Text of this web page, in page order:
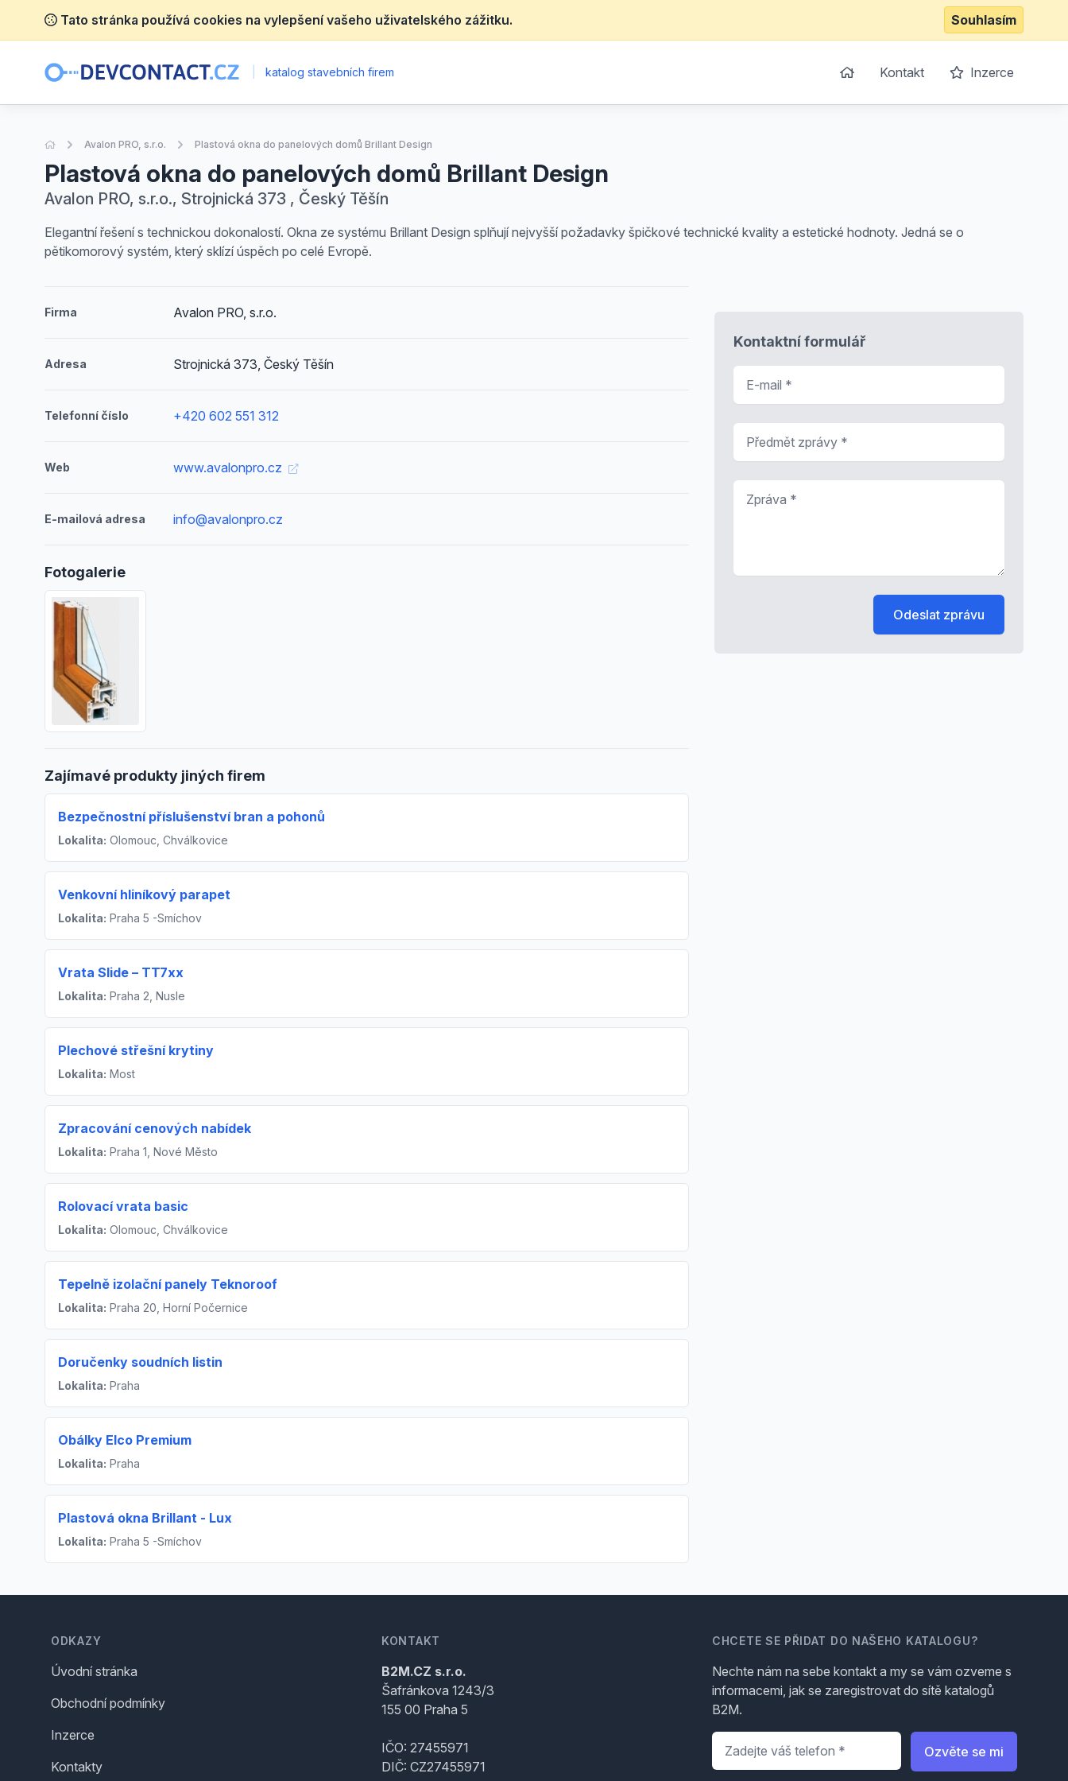
Tato stránka používá cookies na vylepšení vašeho uživatelského zážitku. Souhlasím
katalog stavebních firem Kontakt Inzerce
Úvodní stránka
Avalon PRO, s.r.o. Plastová okna do panelových domů Brillant Design
Plastová okna do panelových domů Brillant Design
Avalon PRO, s.r.o., Strojnická 373 , Český Těšín
Elegantní řešení s technickou dokonalostí. Okna ze systému Brillant Design splňují nejvyšší požadavky špičkové technické kvality a estetické hodnoty. Jedná se o
pětikomorový systém, který sklízí úspěch po celé Evropě.
Firma Avalon PRO, s.r.o.
Adresa Strojnická 373, Český Těšín
Telefonní číslo +420 602 551 312
Web www.avalonpro.cz
E-mailová adresa info@avalonpro.cz
Fotogalerie
Zajímavé produkty jiných firem
Bezpečnostní příslušenství bran a pohonů
Lokalita: Olomouc, Chválkovice
Venkovní hliníkový parapet
Lokalita: Praha 5 -Smíchov
Vrata Slide – TT7xx
Lokalita: Praha 2, Nusle
Plechové střešní krytiny
Lokalita: Most
Zpracování cenových nabídek
Lokalita: Praha 1, Nové Město
Rolovací vrata basic
Lokalita: Olomouc, Chválkovice
Tepelně izolační panely Teknoroof
Lokalita: Praha 20, Horní Počernice
Doručenky soudních listin
Lokalita: Praha
Obálky Elco Premium
Lokalita: Praha
Plastová okna Brillant - Lux
Lokalita: Praha 5 -Smíchov
Kontaktní formulář
Odeslat zprávu
ODKAZY
Úvodní stránka
Obchodní podmínky
Inzerce
Kontakty
KONTAKT
B2M.CZ s.r.o.
Šafránkova 1243/3
155 00 Praha 5
IČO: 27455971
DIČ: CZ27455971
CHCETE SE PŘIDAT DO NAŠEHO KATALOGU?
Nechte nám na sebe kontakt a my se vám ozveme s
informacemi, jak se zaregistrovat do sítě katalogů
B2M.
Telefon
Ozvěte se mi